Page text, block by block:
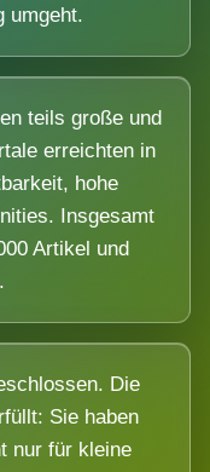
umgeht.
teils große und
erreichten in
hohe
Insgesamt
Artikel und
Die
Sie haben
nur für kleine